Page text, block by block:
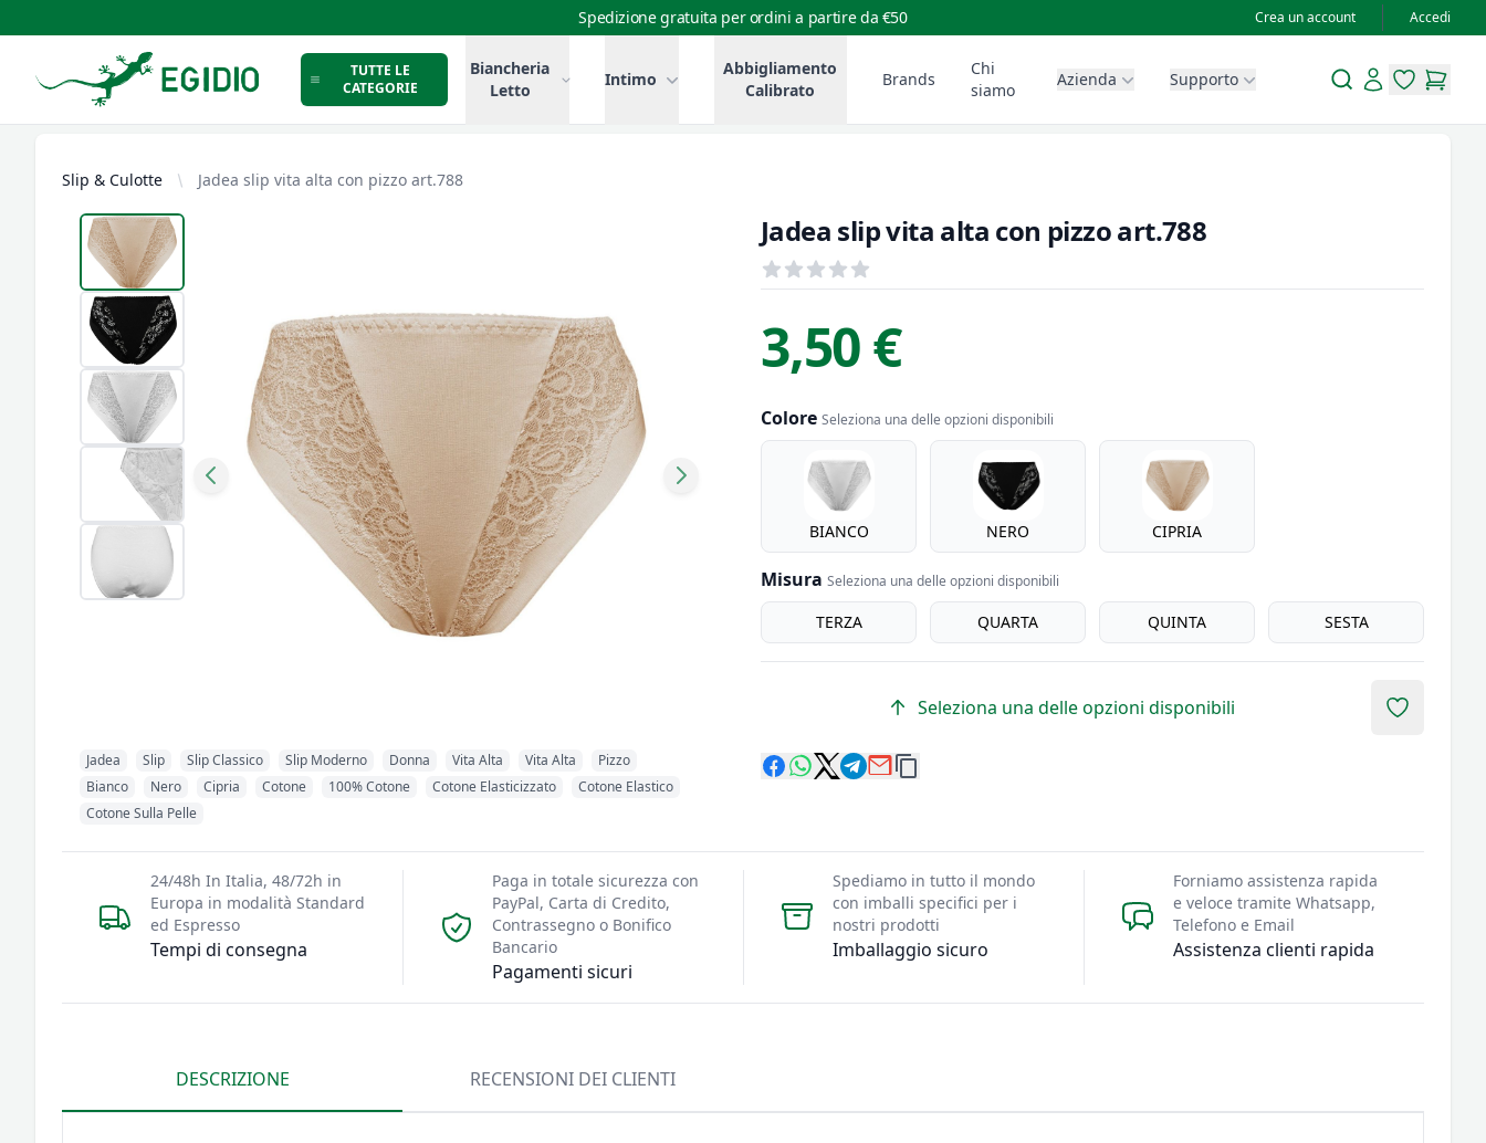
Spedizione gratuita per ordini a partire da €50 Crea un account Accedi
Intimo Egidio
TUTTE LE
CATEGORIE
Biancheria
Letto
Intimo
Abbigliamento
Calibrato
Brands
Chi
siamo
Azienda Supporto SearchAccount
items in
items
Slip & Culotte Jadea slip vita alta con pizzo art.788
Jadea Slip Slip Classico Slip Moderno Donna Vita Alta Vita Alta
Pizzo
Bianco
Nero Cipria Cotone 100% Cotone Cotone Elasticizzato
Cotone Elastico
Cotone Sulla Pelle
Jadea slip vita alta con pizzo art.788
Recensioni
out of 5 stars
3,50 €
Colore Seleziona una delle opzioni disponibili
Colore
BIANCO NERO CIPRIA
Misura Seleziona una delle opzioni disponibili
MisuraTERZA QUARTA QUINTA SESTA
Seleziona una delle opzioni disponibili Add to
Tempi di consegna
24/48h In Italia, 48/72h in
Europa in modalità Standard
ed Espresso
Pagamenti sicuri
Paga in totale sicurezza con
PayPal, Carta di Credito,
Contrassegno o Bonifico
Bancario
Imballaggio sicuro
Spediamo in tutto il mondo
con imballi specifici per i
nostri prodotti
Assistenza clienti rapida
Forniamo assistenza rapida
e veloce tramite Whatsapp,
Telefono e Email
DESCRIZIONE RECENSIONI DEI CLIENTI